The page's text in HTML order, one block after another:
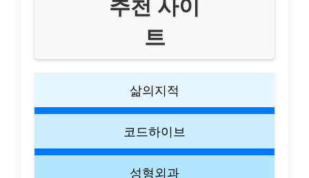
트
삶의지적
코드하이브
성형외과